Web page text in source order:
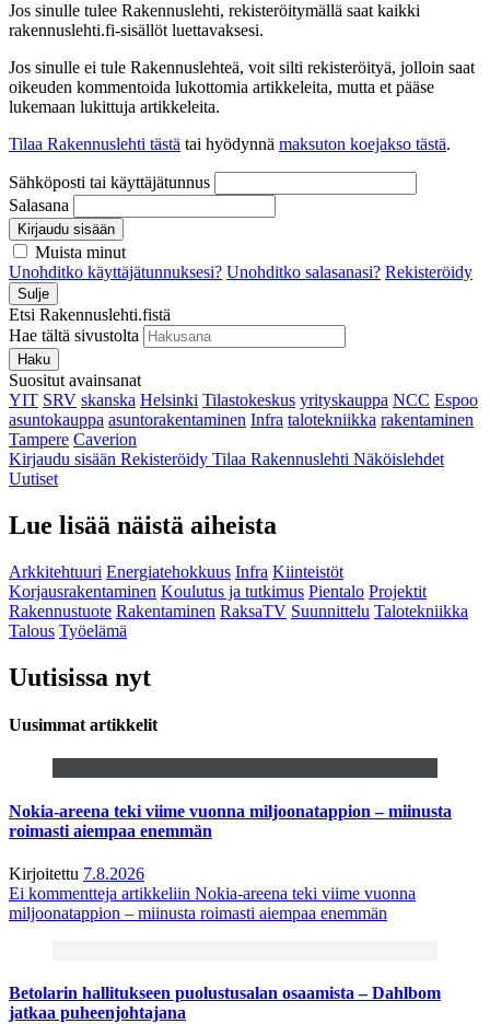
Jos sinulle tulee Rakennuslehti, rekisteröitymällä saat kaikki
rakennuslehti.fi-sisällöt luettavaksesi.
Jos sinulle ei tule Rakennuslehteä, voit silti rekisteröityä, jolloin saat
oikeuden kommentoida lukottomia artikkeleita, mutta et pääse
lukemaan lukittuja artikkeleita.
Tilaa Rakennuslehti tästä tai hyödynnä maksuton koejakso tästä.
Sähköposti tai käyttäjätunnus
Salasana
Kirjaudu sisään
Muista minut
Unohditko käyttäjätunnuksesi? Unohditko salasanasi? Rekisteröidy
Sulje
Etsi Rakennuslehti.fistä
Hae tältä sivustolta
Haku
Suositut avainsanat
YIT SRV skanska Helsinki Tilastokeskus yrityskauppa NCC Espoo
asuntokauppa asuntorakentaminen Infra talotekniikka rakentaminen
Tampere Caverion
Kirjaudu sisään Rekisteröidy Tilaa Rakennuslehti Näköislehdet
Uutiset
Lue lisää näistä aiheista
Arkkitehtuuri Energiatehokkuus Infra Kiinteistöt
Korjausrakentaminen Koulutus ja tutkimus Pientalo Projektit
Rakennustuote Rakentaminen RaksaTV Suunnittelu Talotekniikka
Talous Työelämä
Uutisissa nyt
Uusimmat artikkelit
Nokia-areena teki viime vuonna miljoonatappion – miinusta
roimasti aiempaa enemmän
Kirjoitettu 7.8.2026
Ei kommentteja artikkeliin Nokia-areena teki viime vuonna
miljoonatappion – miinusta roimasti aiempaa enemmän
Betolarin hallitukseen puolustusalan osaamista – Dahlbom
jatkaa puheenjohtajana